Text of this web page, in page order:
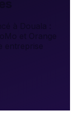
et Orange
entreprise